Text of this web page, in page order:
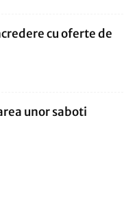
cu oferte de
unor saboti